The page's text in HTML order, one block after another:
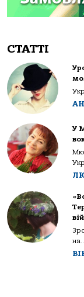
СТАТТІ
У
на...